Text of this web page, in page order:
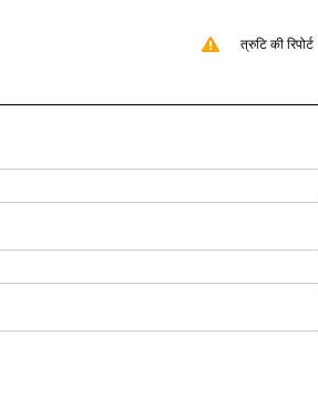
त्रुटि की रिपोर्ट